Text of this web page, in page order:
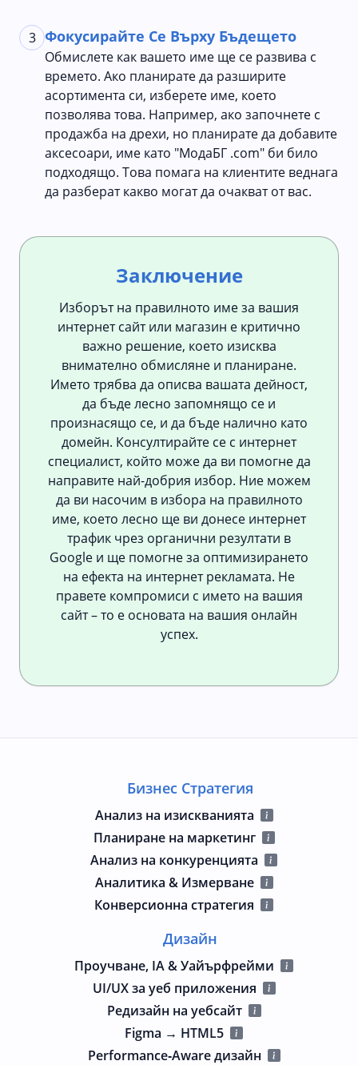
3 Фокусирайте Се Върху Бъдещето
Обмислете как вашето име ще се развива с
времето. Ако планирате да разширите
асортимента си, изберете име, което
позволява това. Например, ако започнете с
продажба на дрехи, но планирате да добавите
аксесоари, име като "МодаБГ .com" би било
подходящо. Това помага на клиентите веднага
да разберат какво могат да очакват от вас.
Заключение
Изборът на правилното име за вашия
интернет сайт или магазин е критично
важно решение, което изисква
внимателно обмисляне и планиране.
Името трябва да описва вашата дейност,
да бъде лесно запомнящо се и
произнасящо се, и да бъде налично като
домейн. Консултирайте се с интернет
специалист, който може да ви помогне да
направите най-добрия избор. Ние можем
да ви насочим в избора на правилното
име, което лесно ще ви донесе интернет
трафик чрез органични резултати в
Google и ще помогне за оптимизирането
на ефекта на интернет рекламата. Не
правете компромиси с името на вашия
сайт – то е основата на вашия онлайн
успех.
Бизнес Стратегия
Анализ на изискванията
Планиране на маркетинг
Анализ на конкуренцията
Аналитика & Измерване
Конверсионна стратегия
Дизайн
Проучване, IA & Уайърфрейми
UI/UX за уеб приложения
Редизайн на уебсайт
Figma → HTML5
Performance‑Aware дизайн